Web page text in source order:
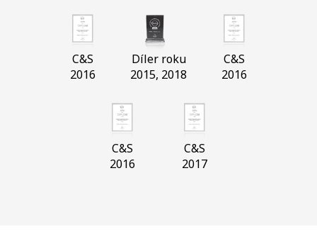
C&S
2016
Díler roku
2015, 2018
C&S
2016
C&S
2016
C&S
2017